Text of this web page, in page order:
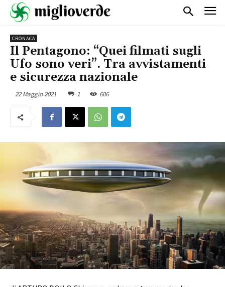
CRONACA
Il Pentagono: “Quei filmati sugli
Ufo sono veri”. Tra avvistamenti
e sicurezza nazionale
22 Maggio 2021 1 606